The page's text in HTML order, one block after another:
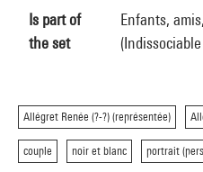
Is part of
the set
Enfants,
Allégret Renée (?-?) (représentée)
couple noir et blanc portrait